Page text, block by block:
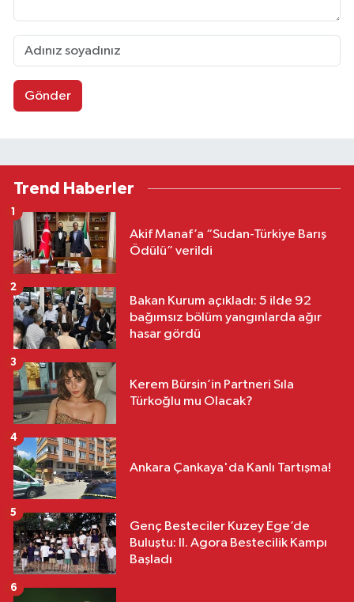
Gönder
Trend Haberler
Akif Manaf’a “Sudan-Türkiye Barış
Ödülü” verildi
1
Bakan Kurum açıkladı: 5 ilde 92
bağımsız bölüm yangınlarda ağır
hasar gördü
2
Kerem Bürsin’in Partneri Sıla
Türkoğlu mu Olacak?
3
Ankara Çankaya'da Kanlı Tartışma!
4
Genç Besteciler Kuzey Ege’de
Buluştu: II. Agora Bestecilik Kampı
Başladı
5
6